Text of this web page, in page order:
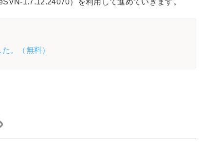
1.7.12.24070）を利用して進めていきます。
。（無料）